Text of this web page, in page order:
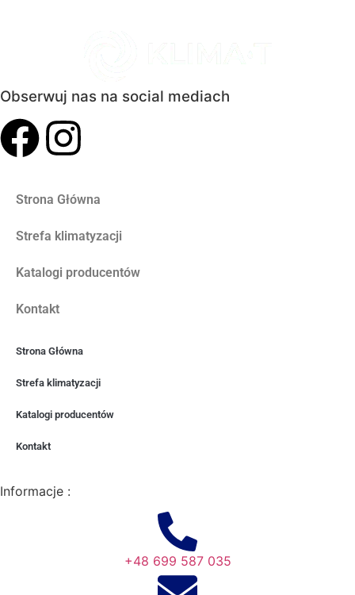
Obserwuj nas na social mediach
Strona Główna
Strefa klimatyzacji
Katalogi producentów
Kontakt
Strona Główna
Strefa klimatyzacji
Katalogi producentów
Kontakt
Informacje :
+48 699 587 035